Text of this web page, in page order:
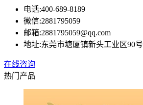
电话:400-689-8189
微信:2881795059
邮箱:2881795059@qq.com
地址:东莞市塘厦镇新头工业区90号
在线咨询
热门产品